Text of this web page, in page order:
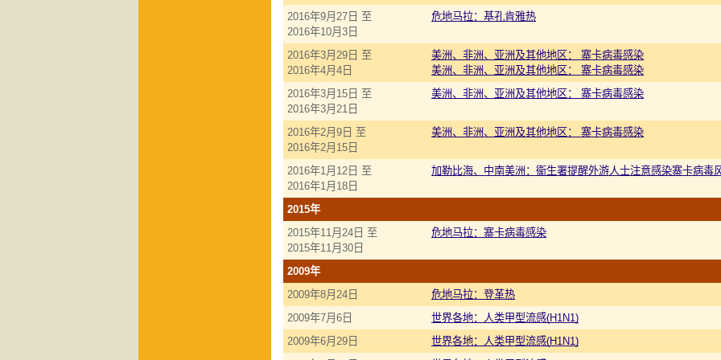
2016年9月27日 至
2016年10月3日
危地马拉：基孔肯雅热
2016年3月29日 至
2016年4月4日
美洲、非洲、亚洲及其他地区： 寨卡病毒感染
美洲、非洲、亚洲及其他地区： 寨卡病毒感染
2016年3月15日 至
2016年3月21日
美洲、非洲、亚洲及其他地区： 寨卡病毒感染
2016年2月9日 至
2016年2月15日
美洲、非洲、亚洲及其他地区： 寨卡病毒感染
2016年1月12日 至
2016年1月18日
加勒比海、中南美洲：衞生署提醒外游人士注意感染寨卡病毒
2015年
2015年11月24日 至
2015年11月30日
危地马拉：寨卡病毒感染
2009年
2009年8月24日
危地马拉：登革热
2009年7月6日
世界各地：人类甲型流感(H1N1)
2009年6月29日
世界各地：人类甲型流感(H1N1)